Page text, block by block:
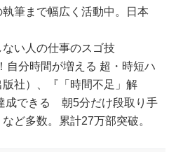
筆まで幅広く活動中。日本
い人の仕事のスゴ技
自分時間が増える 超・時短ハ
社）、『「時間不足」解
成できる 朝5分だけ段取り手
ど多数。累計27万部突破。